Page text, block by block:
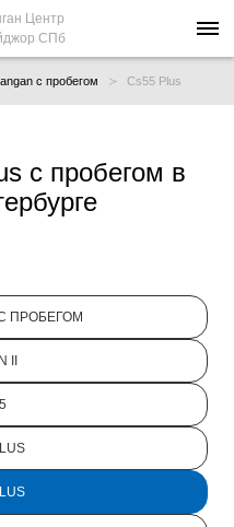
Центр
СПб
с пробегом Cs55 Plus
с пробегом в
С ПРОБЕГОМ
II